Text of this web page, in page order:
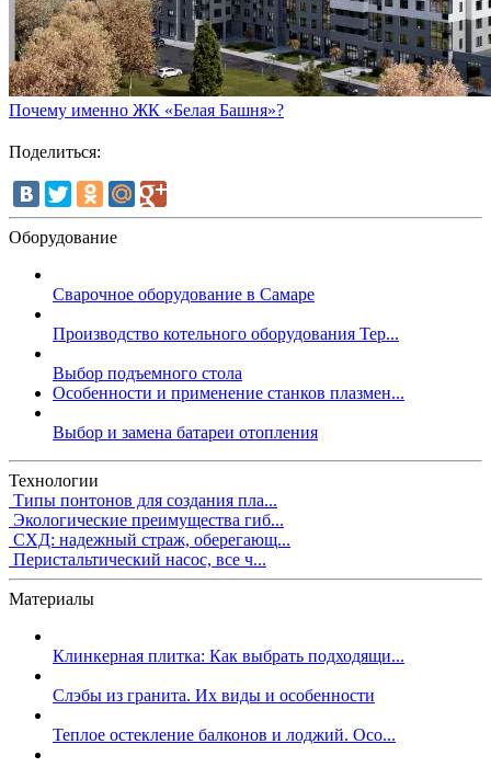
Почему именно ЖК «Белая Башня»?
Поделиться:
Оборудование
Сварочное оборудование в Самаре
Производство котельного оборудования Тер...
Выбор подъемного стола
Особенности и применение станков плазмен...
Выбор и замена батареи отопления
Технологии
Типы понтонов для создания пла...
Экологические преимущества гиб...
СХД: надежный страж, оберегающ...
Перистальтический насос, все ч...
Материалы
Клинкерная плитка: Как выбрать подходящи...
Слэбы из гранита. Их виды и особенности
Теплое остекление балконов и лоджий. Осо...